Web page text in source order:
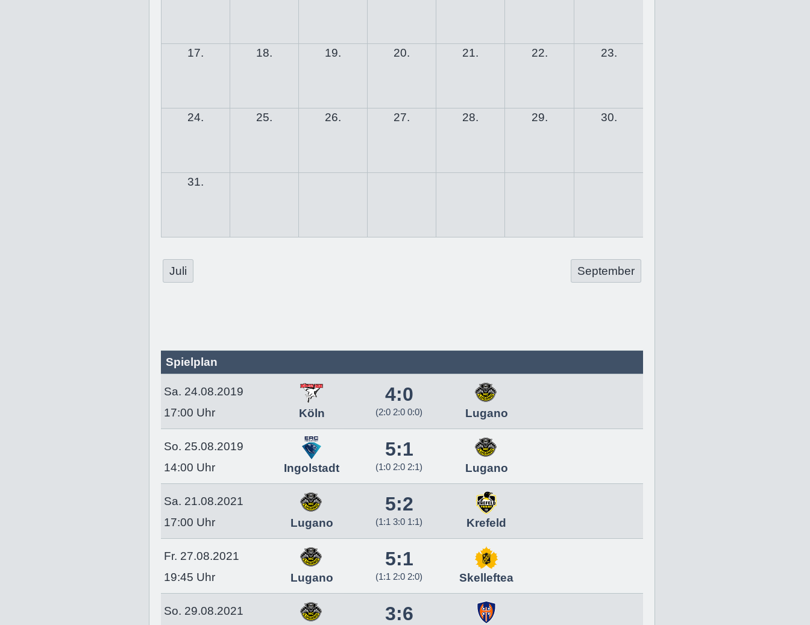
17. 18. 19. 20. 21. 22. 23.
24. 25. 26. 27. 28. 29. 30.
31.
Juli September
Spielplan
Sa. 24.08.2019
17:00 Uhr
Köln
4:0
(2:0 2:0 0:0) Lugano
So. 25.08.2019
14:00 Uhr
Ingolstadt
5:1
(1:0 2:0 2:1) Lugano
Sa. 21.08.2021
17:00 Uhr
Lugano
5:2
(1:1 3:0 1:1) Krefeld
Fr. 27.08.2021
19:45 Uhr
Lugano
5:1
(1:1 2:0 2:0) Skelleftea
So. 29.08.2021
3:6